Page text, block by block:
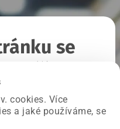
cookies. Více
a jaké používáme, se
se
a už ji opravujeme.
stránku.